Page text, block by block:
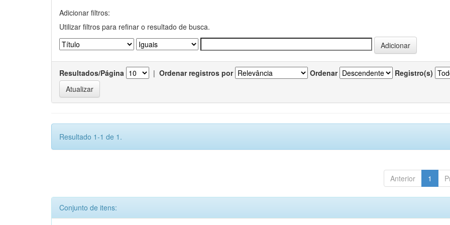
Adicionar filtros:
Utilizar filtros para refinar o resultado de busca.
Resultados/Página | Ordenar registros por Ordenar Registro(s)
Resultado 1-1 de 1.
Anterior 1
Conjunto de itens: